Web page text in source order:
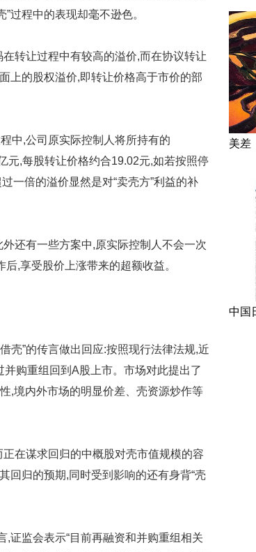
过程中的表现却毫不逊色。
让过程中有较高的溢价,而在协议转让
上的股权溢价,即转让价格高于市价的部
,公司原实际控制人将所持有的
元,每股转让价格约合19.02元,如若按照停
一倍的溢价显然是对“卖壳方”利益的补
有一些方案中,原实际控制人不会一次
,享受股价上涨带来的超额收益。
”的传言做出回应:按照现行法律法规,近
购重组回到A股上市。市场对此提出了
,境内外市场的明显价差、壳资源炒作等
在谋求回归的中概股对壳市值规模的容
回归的预期,同时受到影响的还有身背“壳
监会表示“目前再融资和并购重组相关
美差
中国